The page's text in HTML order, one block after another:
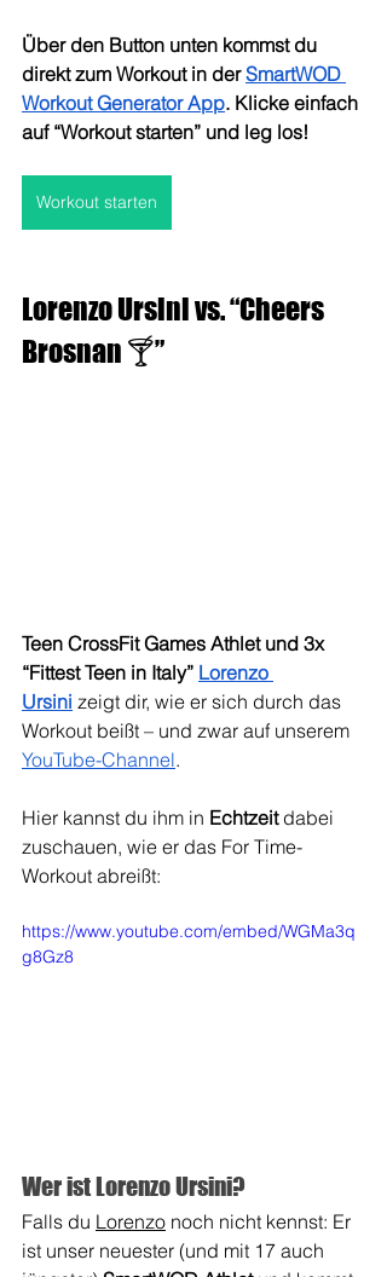
Über den Button unten kommst du
direkt zum Workout in der SmartWOD
Workout Generator App. Klicke einfach
auf “Workout starten” und leg los!
Workout starten
Lorenzo Ursini vs. “Cheers
Brosnan 🍸”
Teen CrossFit Games Athlet und 3x
“Fittest Teen in Italy” Lorenzo
Ursini zeigt dir, wie er sich durch das
Workout beißt – und zwar auf unserem
YouTube-Channel.
Hier kannst du ihm in Echtzeit dabei
zuschauen, wie er das For Time-
Workout abreißt:
https://www.youtube.com/embed/WGMa3q
g8Gz8
Wer ist Lorenzo Ursini?
Falls du Lorenzo noch nicht kennst: Er
ist unser neuester (und mit 17 auch